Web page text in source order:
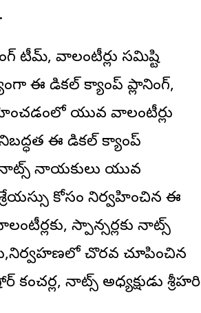
టీమ్, వాలంటీర్లు సమిష్టి
ఈ మెడికల్ క్యాంప్ ప్లానింగ్,
యువ వాలంటీర్లు
ఈ మెడికల్ క్యాంప్
నాయకులు యువ
కోసం నిర్వహించిన ఈ
స్పాన్సర్లకు నాట్స్
చొరవ చూపించిన
నాట్స్ అధ్యక్షుడు శ్రీహరి